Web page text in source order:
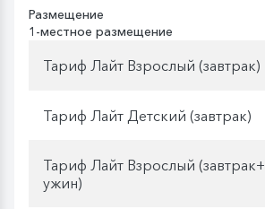
Размещение
1-местное размещение
Тариф Лайт Взрослый (завтрак)
Тариф Лайт Детский (завтрак)
Тариф Лайт Взрослый (завтрак+
ужин)